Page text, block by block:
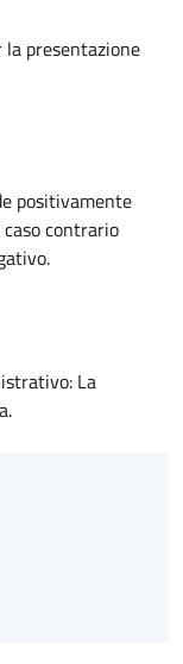
presentazione
positivamente
contrario
La